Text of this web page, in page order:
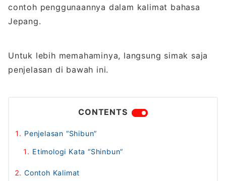
contoh penggunaannya dalam kalimat bahasa
Jepang.
Untuk lebih memahaminya, langsung simak saja
penjelasan di bawah ini.
CONTENTS
Penjelasan “Shibun”
Etimologi Kata “Shinbun”
Contoh Kalimat